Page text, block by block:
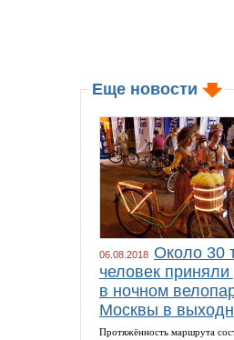
Еще новости
06.08.2018 Около 30
человек приняли
в ночном
Москвы в
Протяжённость маршрута